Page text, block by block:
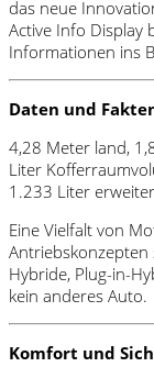
das neue
Active Info Display
Informationen ins
Daten und
4,28 Meter land,
Liter
1.233 Liter
Eine Vielfalt von
Antriebskonzepten
Hybride, Plug-in-
kein anderes Auto.
Komfort und